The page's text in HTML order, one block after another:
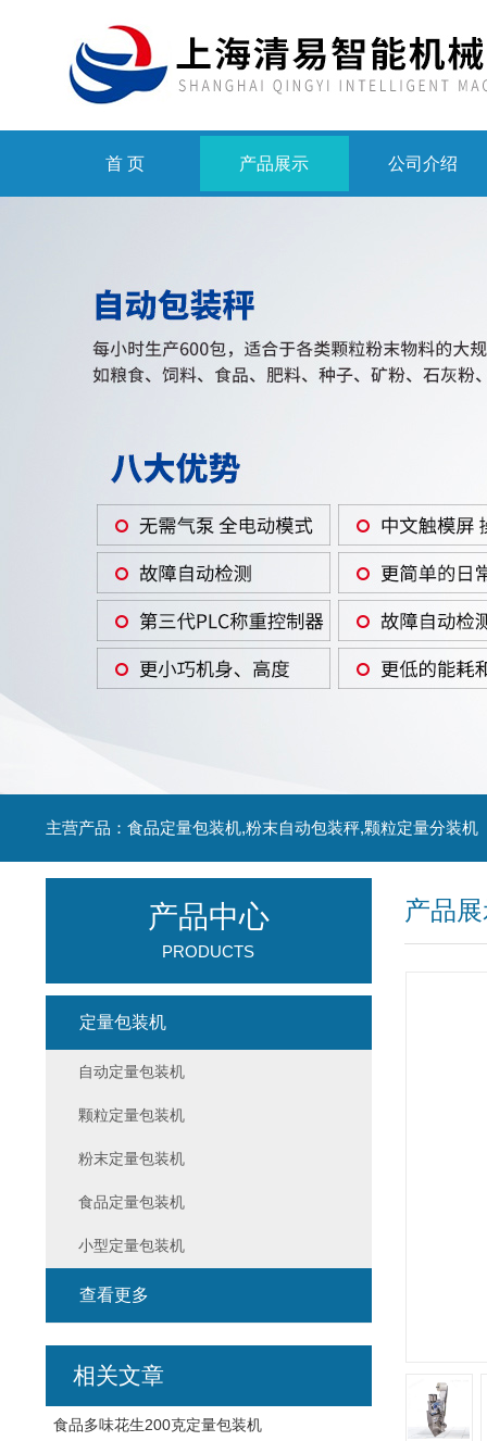
首 页 产品展示 公司介绍
主营产品：食品定量包装机,粉末自动包装秤,颗粒定量分装机
产品
产品中心
PRODUCTS
定量包装机
自动定量包装机
颗粒定量包装机
粉末定量包装机
食品定量包装机
小型定量包装机
查看更多
相关文章
食品多味花生200克定量包装机